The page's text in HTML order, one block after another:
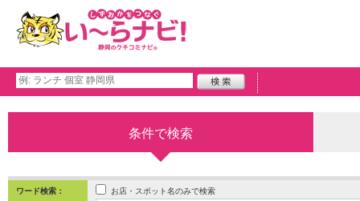
条件で検索
ワード検索： お店・スポット名のみで検索